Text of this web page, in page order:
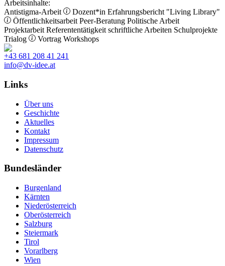
Arbeitsinhalte:
Antistigma-Arbeit
Dozent*in Erfahrungsbericht "Living Library"
Öffentlichkeitsarbeit Peer-Beratung Politische Arbeit
Projektarbeit Referententätigkeit schriftliche Arbeiten Schulprojekte
Trialog
Vortrag Workshops
+43 681 208 41 241
info@dv-idee.at
Links
Über uns
Geschichte
Aktuelles
Kontakt
Impressum
Datenschutz
Bundesländer
Burgenland
Kärnten
Niederösterreich
Oberösterreich
Salzburg
Steiermark
Tirol
Vorarlberg
Wien